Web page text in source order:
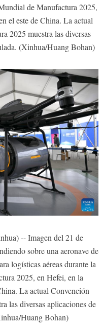
de Manufactura 2025,
el este de China. La actual
2025 muestra las diversas
(Xinhua/Huang Bohan)
-- Imagen del 21 de
sobre una aeronave de
logísticas aéreas durante la
2025, en Hefei, en la
La actual Convención
las diversas aplicaciones de
Huang Bohan)